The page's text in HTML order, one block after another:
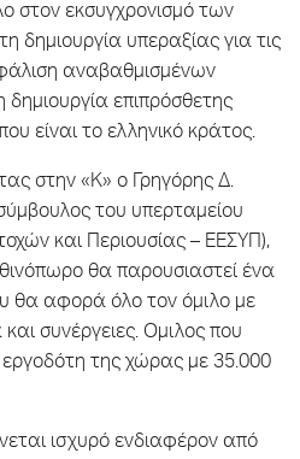
στον εκσυγχρονισμό των
δημιουργία υπεραξίας για τις
αναβαθμισμένων
επιπρόσθετης
είναι το ελληνικό κράτος.
στην «Κ» ο Γρηγόρης Δ.
του υπερταμείου
και Περιουσίας – ΕΕΣΥΠ),
θα παρουσιαστεί ένα
θα αφορά όλο τον όμιλο με
συνέργειες. Ομιλος που
της χώρας με 35.000
ισχυρό ενδιαφέρον από